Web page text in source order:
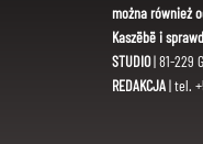
można również
Kaszëbë i
STUDIO| 81-229
REDAKCJA| tel.